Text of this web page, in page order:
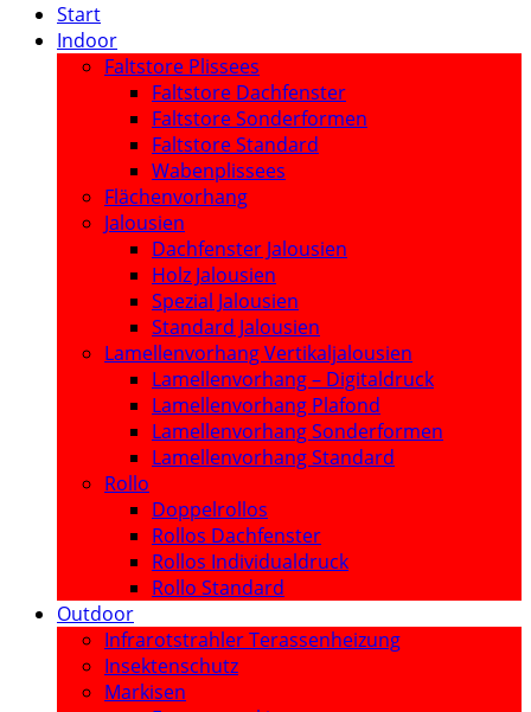
Start
Indoor
Faltstore Plissees
Faltstore Dachfenster
Faltstore Sonderformen
Faltstore Standard
Wabenplissees
Flächenvorhang
Jalousien
Dachfenster Jalousien
Holz Jalousien
Spezial Jalousien
Standard Jalousien
Lamellenvorhang Vertikaljalousien
Lamellenvorhang – Digitaldruck
Lamellenvorhang Plafond
Lamellenvorhang Sonderformen
Lamellenvorhang Standard
Rollo
Doppelrollos
Rollos Dachfenster
Rollos Individualdruck
Rollo Standard
Outdoor
Infrarotstrahler Terassenheizung
Insektenschutz
Markisen